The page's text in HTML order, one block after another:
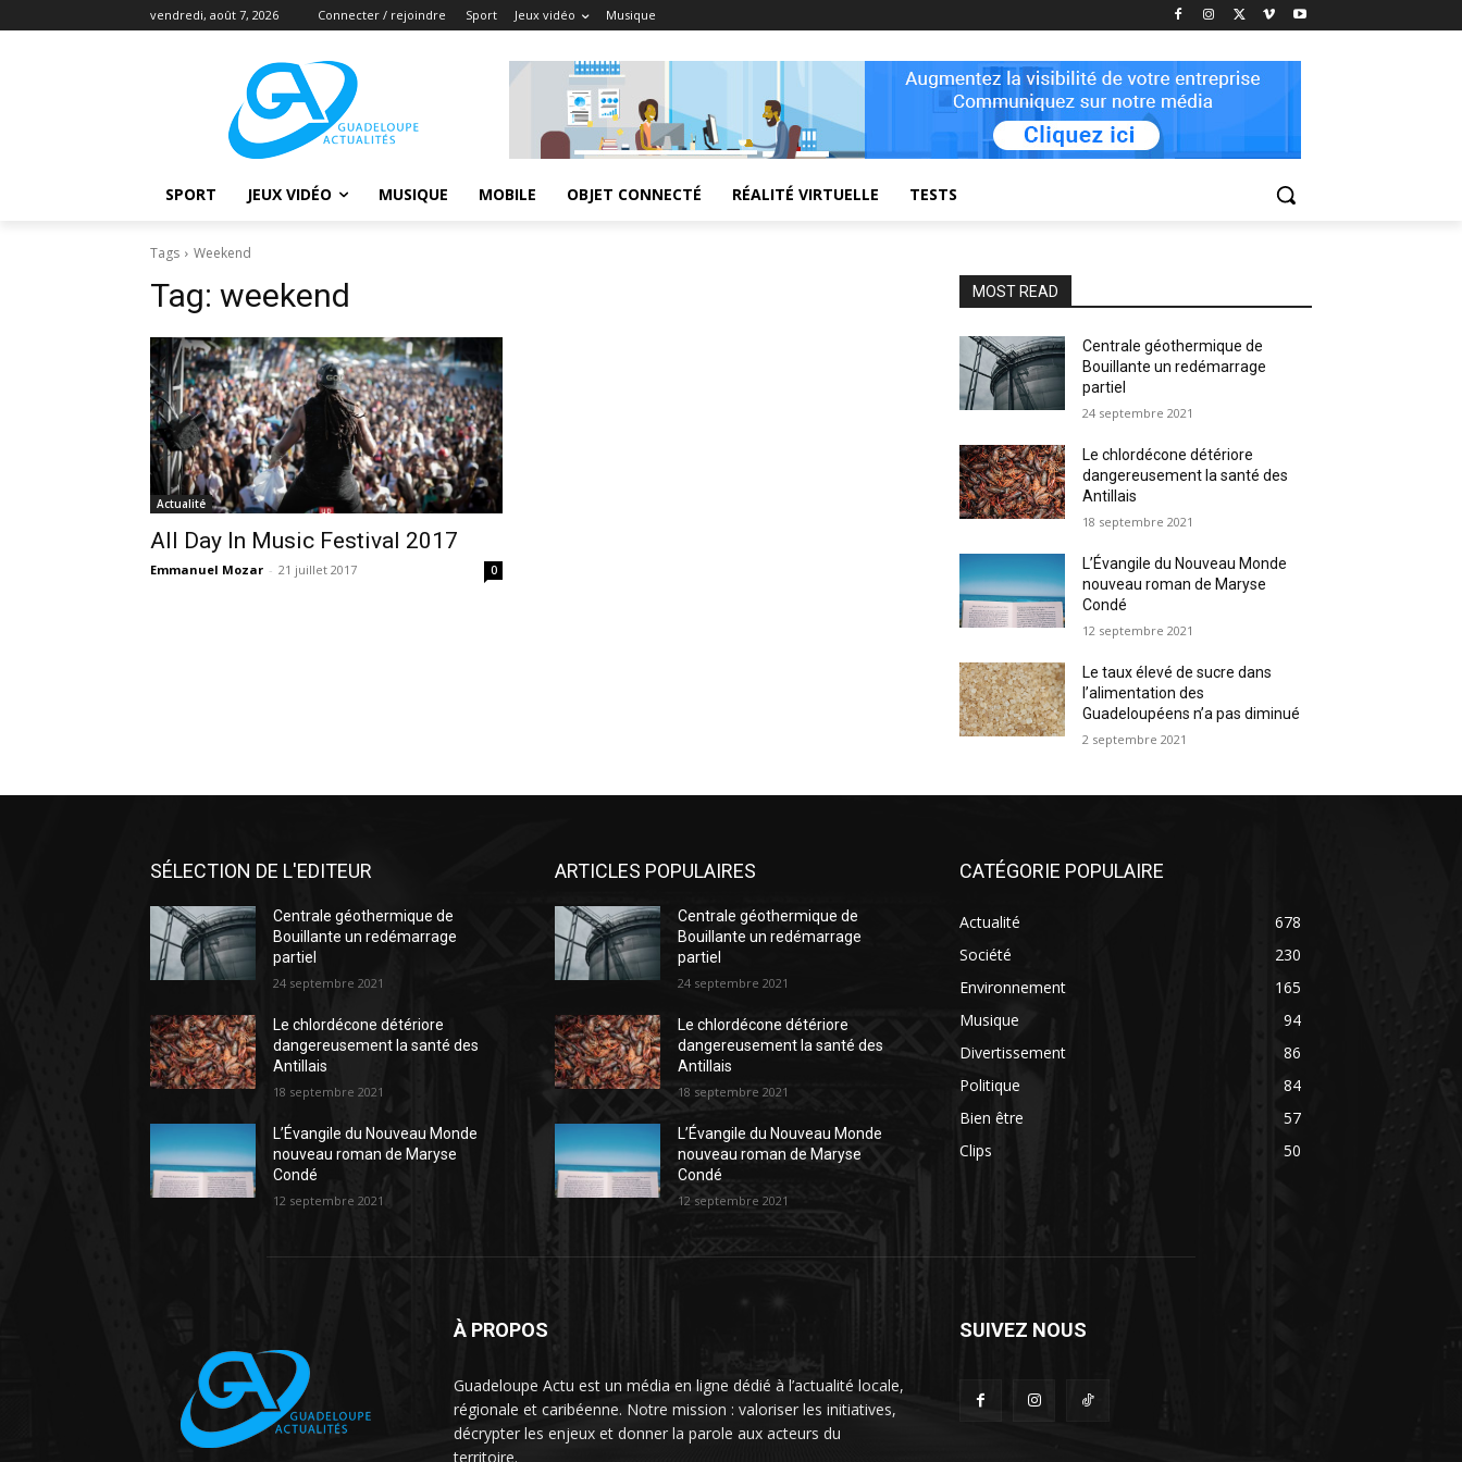
vendredi, août 7, 2026 Connecter / rejoindre Sport Jeux vidéo Musique
SPORT JEUX VIDÉO MUSIQUE MOBILE OBJET CONNECTÉ RÉALITÉ VIRTUELLE TESTS
Tags Weekend
Tag: weekend
Actualité
All Day In Music Festival 2017
Emmanuel Mozar - 21 juillet 2017 0
MOST READ
Centrale géothermique de
Bouillante un redémarrage
partiel
24 septembre 2021
Le chlordécone détériore
dangereusement la santé des
Antillais
18 septembre 2021
L’Évangile du Nouveau Monde
nouveau roman de Maryse
Condé
12 septembre 2021
Le taux élevé de sucre dans
l’alimentation des
Guadeloupéens n’a pas diminué
2 septembre 2021
SÉLECTION DE L'EDITEUR
Centrale géothermique de
Bouillante un redémarrage
partiel
24 septembre 2021
Le chlordécone détériore
dangereusement la santé des
Antillais
18 septembre 2021
L’Évangile du Nouveau Monde
nouveau roman de Maryse
Condé
12 septembre 2021
ARTICLES POPULAIRES
Centrale géothermique de
Bouillante un redémarrage
partiel
24 septembre 2021
Le chlordécone détériore
dangereusement la santé des
Antillais
18 septembre 2021
L’Évangile du Nouveau Monde
nouveau roman de Maryse
Condé
12 septembre 2021
CATÉGORIE POPULAIRE
Actualité
678
Société
230
Environnement
165
Musique
94
Divertissement
86
Politique
84
Bien être
57
Clips
50
À PROPOS
Guadeloupe Actu est un média en ligne dédié à l’actualité locale,
régionale et caribéenne. Notre mission : valoriser les initiatives,
décrypter les enjeux et donner la parole aux acteurs du
territoire.
SUIVEZ NOUS